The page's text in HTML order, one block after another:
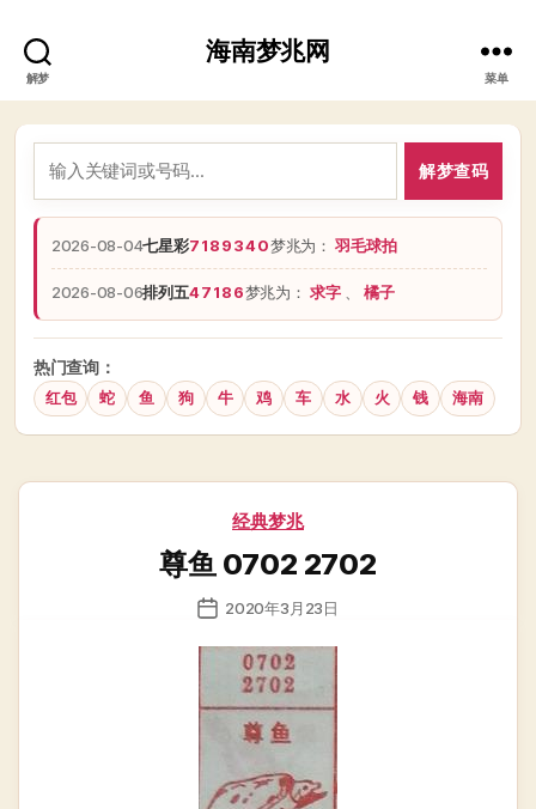
解梦
海南梦兆网
菜单
解梦查码
2026-08-04七星彩7189340梦兆为：羽毛球拍
2026-08-06排列五47186梦兆为：求字 橘子
热门查询：
红包 蛇 鱼 狗 牛 鸡 车 水 火 钱 海南
分
经典梦兆
尊鱼 0702 2702
发
日
2020年3月23日